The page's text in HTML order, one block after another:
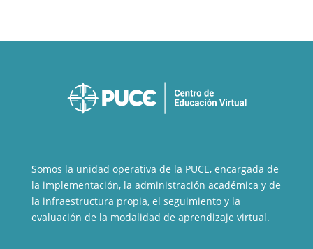
Somos la unidad operativa de la PUCE, encargada de
la implementación, la administración académica y de
la infraestructura propia, el seguimiento y la
evaluación de la modalidad de aprendizaje virtual.